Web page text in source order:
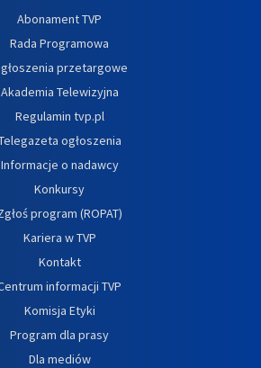
Abonament TVP
Rada Programowa
przetargowe
Akademia Telewizyjna
Regulamin tvp.pl
ogłoszenia
Informacje o nadawcy
Konkursy
program (ROPAT)
Kariera w TVP
Kontakt
informacji TVP
Komisja Etyki
Program dla prasy
Dla mediów